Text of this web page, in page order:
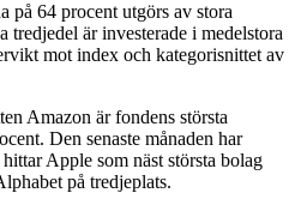
på 64 procent utgörs av stora
tredjedel är investerade i medelstora
mot index och kategorisnittet av
Amazon är fondens största
Den senaste månaden har
Apple som näst största bolag
på tredjeplats.